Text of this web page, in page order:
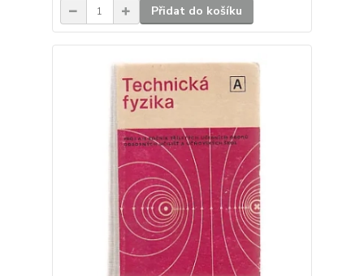
Přidat do košíku